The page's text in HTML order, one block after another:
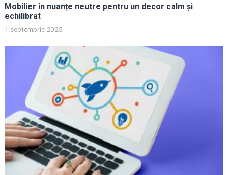
Mobilier în nuanțe neutre pentru un decor calm și
echilibrat
1 septembrie 2025